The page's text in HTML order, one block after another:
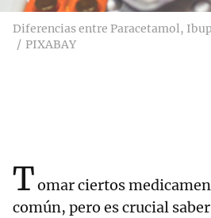
Diferencias entre Paracetamol,
PIXABAY
Tomar ciertos
común, pero es crucial saber